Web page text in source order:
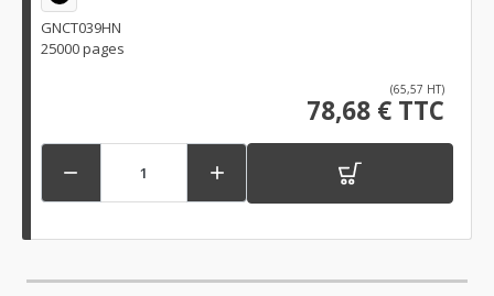
GNCT039HN
25000 pages
(65,57 HT)
78,68 € TTC
 